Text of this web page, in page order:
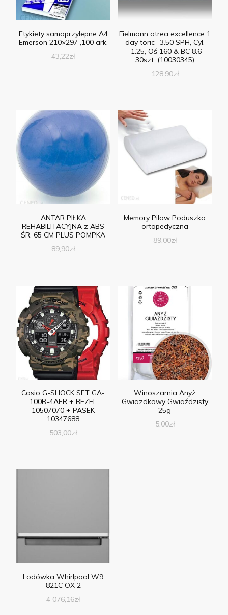
Etykiety samoprzylepne A4
Emerson 210×297 ,100 ark.
43,22zł
Fielmann atrea excellence 1
day toric -3.50 SPH, Cyl.
-1.25, Oś 160 & BC 8.6
30szt. (10030345)
128,90zł
ANTAR PIŁKA
REHABILITACYJNA z ABS
ŚR. 65 CM PLUS POMPKA
89,90zł
Memory Pilow Poduszka
ortopedyczna
89,00zł
Casio G-SHOCK SET GA-
100B-4AER + BEZEL
10507070 + PASEK
10347688
503,00zł
Winoszarnia Anyż
Gwiazdkowy Gwiaździsty
25g
5,00zł
Lodówka Whirlpool W9
821C OX 2
4 076,16zł